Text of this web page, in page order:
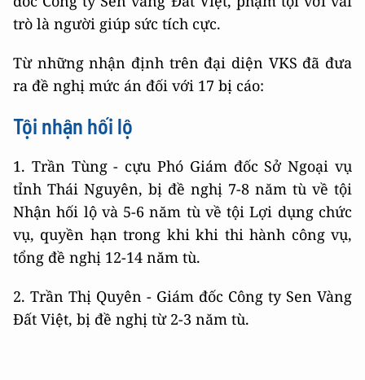
trò là người giúp sức tích cực.
Từ những nhận định trên đại diện VKS đã đưa
ra đề nghị mức án đối với 17 bị cáo:
Tội nhận hối lộ
1. Trần Tùng - cựu Phó Giám đốc Sở Ngoại vụ
tỉnh Thái Nguyên, bị đề nghị 7-8 năm tù về tội
Nhận hối lộ và 5-6 năm tù về tội Lợi dụng chức
vụ, quyền hạn trong khi khi thi hành công vụ,
tổng đề nghị 12-14 năm tù.
2. Trần Thị Quyên - Giám đốc Công ty Sen Vàng
Đất Việt, bị đề nghị từ 2-3 năm tù.